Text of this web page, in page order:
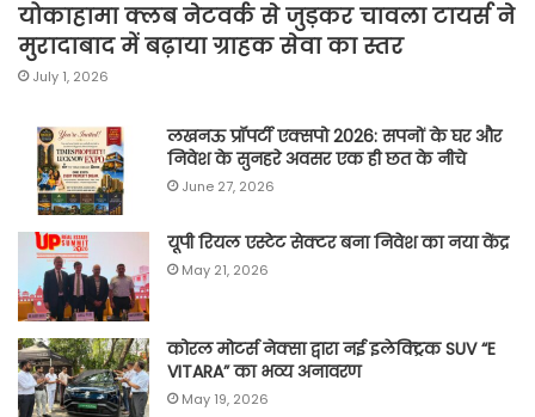
योकाहामा क्लब नेटवर्क से जुड़कर चावला टायर्स ने
मुरादाबाद में बढ़ाया ग्राहक सेवा का स्तर
July 1, 2026
लखनऊ प्रॉपर्टी एक्सपो 2026: सपनों के घर और
निवेश के सुनहरे अवसर एक ही छत के नीचे
June 27, 2026
यूपी रियल एस्टेट सेक्टर बना निवेश का नया केंद्र
May 21, 2026
कोरल मोटर्स नेक्सा द्वारा नई इलेक्ट्रिक SUV “E
VITARA” का भव्य अनावरण
May 19, 2026